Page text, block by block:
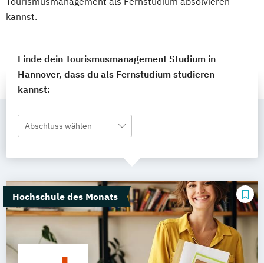
kannst.
Finde dein Tourismusmanagement Studium in
Hannover, dass du als Fernstudium studieren
kannst:
Abschluss wählen
Hochschule des Monats